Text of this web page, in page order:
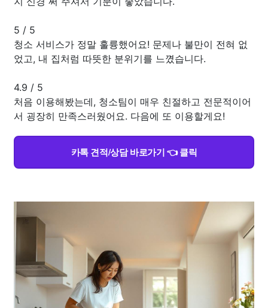
5 / 5
청소 서비스가 정말 훌륭했어요! 문제나 불만이 전혀 없
었고, 내 집처럼 따뜻한 분위기를 느꼈습니다.
4.9 / 5
처음 이용해봤는데, 청소팀이 매우 친절하고 전문적이어
서 굉장히 만족스러웠어요. 다음에 또 이용할게요!
카톡 견적/상담 바로가기 👈 클릭